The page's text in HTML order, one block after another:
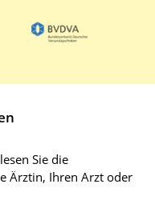
Sie die
Ärztin, Ihren Arzt oder